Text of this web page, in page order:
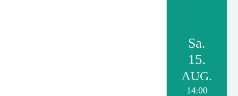
Sa.
15.
AUG.
14:00